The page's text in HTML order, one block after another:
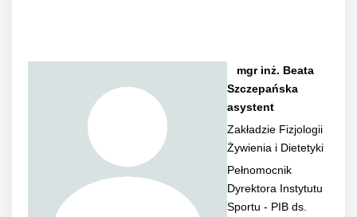
mgr inż. Beata
Szczepańska
asystent
Zakładzie Fizjologii
Żywienia i Dietetyki
Pełnomocnik
Dyrektora Instytutu
Sportu - PIB ds.